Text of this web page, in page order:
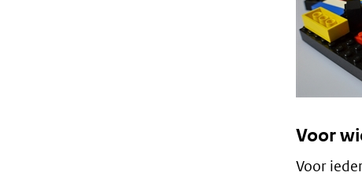
Voor
Voor